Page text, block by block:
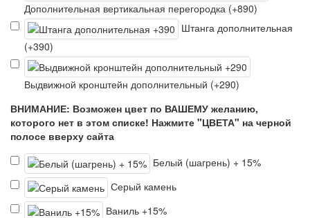
Дополнительная вертикальная перегородка (+890)
Штанга дополнительная
(+390)
Выдвижной кронштейн дополнительный (+290)
ВНИМАНИЕ: Возможен цвет по ВАШЕМУ желанию,
которого нет в этом списке! Нажмите "ЦВЕТА" на черной
полосе вверху сайта
Белый (шагрень) + 15%
Серый камень
Ваниль +15%